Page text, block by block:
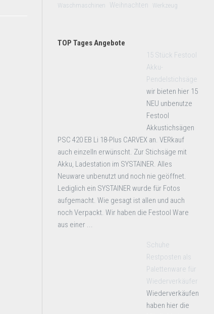
Waschmaschinen Weihnachten Werkzeug
TOP Tages Angebote
15 Stück Festool
Akku-
Pendelstichsäge
wir bieten hier 15
NEU unbenutze
Festool
Akkustichsägen
PSC 420 EB Li 18-Plus CARVEX an. VERkauf
auch einzelln erwünscht. Zur Stichsäge mit
Akku, Ladestation im SYSTAINER. Alles
Neuware unbenutzt und noch nie geöffnet.
Lediglich ein SYSTAINER wurde für Fotos
aufgemacht. Wie gesagt ist allen und auch
noch Verpackt. Wir haben die Festool Ware
aus einer ...
Schuhe
Restposten als
Palettenware für
Wiederverkäufer
Wiederverkäufen
haben hier die